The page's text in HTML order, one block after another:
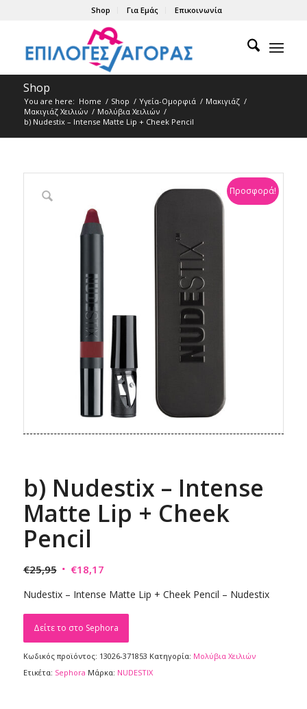
Shop Για Εμάς Επικοινωνία
Shop
You are here: Home / Shop / Υγεία-Ομορφιά / Μακιγιάζ /
Μακιγιάζ Χειλιών / Μολύβια Xειλιών /
b) Nudestix – Intense Matte Lip + Cheek Pencil
Προσφορά!
b) Nudestix – Intense
Matte Lip + Cheek
Pencil
€25,95 Original
was:
€25,95.
€18,17Η
τιμή
είναι:
€18,17.
Nudestix – Intense Matte Lip + Cheek Pencil – Nudestix
Δείτε το στο Sephora
Κωδικός προϊόντος: 13026-371853 Κατηγορία: Μολύβια Xειλιών
Ετικέτα: Sephora Μάρκα: NUDESTIX